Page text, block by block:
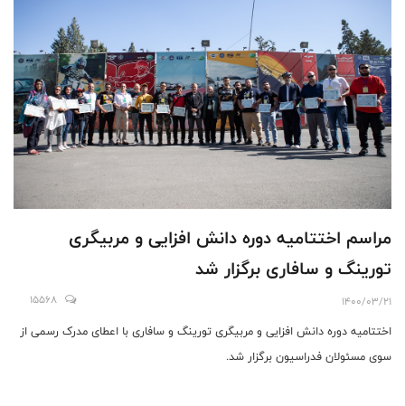
مراسم اختتامیه دوره دانش افزایی و مربیگری
تورینگ و سافاری برگزار شد
1400/03/21
15568
اختتامیه دوره دانش افزایی و مربیگری تورینگ و سافاری با اعطای مدرک رسمی از
سوی مسئولان فدراسیون برگزار شد.